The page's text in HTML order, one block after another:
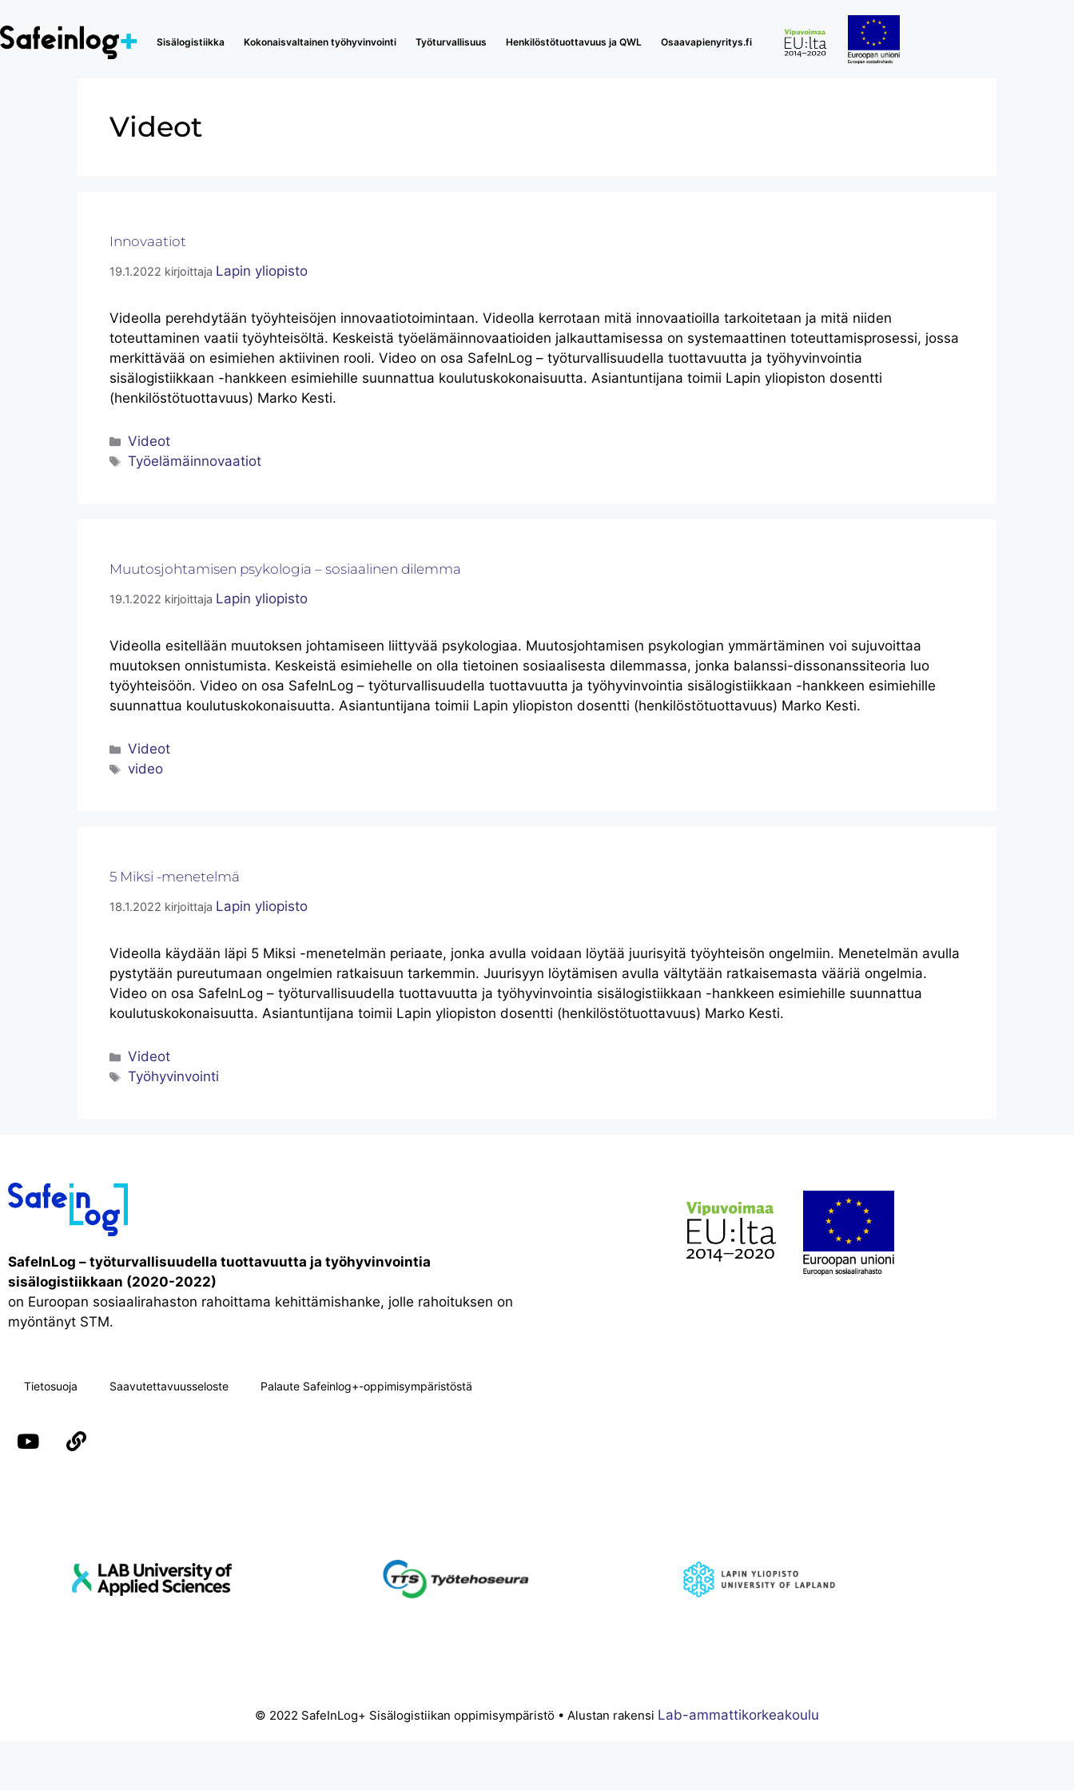
Sisälogistiikka Kokonaisvaltainen työhyvinvointi Työturvallisuus Henkilöstötuottavuus ja QWL Osaavapienyritys.fi
Videot
Innovaatiot
19.1.2022 kirjoittaja Lapin yliopisto
Videolla perehdytään työyhteisöjen innovaatiotoimintaan. Videolla kerrotaan mitä innovaatioilla tarkoitetaan ja mitä niiden
toteuttaminen vaatii työyhteisöltä. Keskeistä työelämäinnovaatioiden jalkauttamisessa on systemaattinen toteuttamisprosessi, jossa
merkittävää on esimiehen aktiivinen rooli. Video on osa SafeInLog – työturvallisuudella tuottavuutta ja työhyvinvointia
sisälogistiikkaan -hankkeen esimiehille suunnattua koulutuskokonaisuutta. Asiantuntijana toimii Lapin yliopiston dosentti
(henkilöstötuottavuus) Marko Kesti.
Videot
Työelämäinnovaatiot
Muutosjohtamisen psykologia – sosiaalinen dilemma
19.1.2022 kirjoittaja Lapin yliopisto
Videolla esitellään muutoksen johtamiseen liittyvää psykologiaa. Muutosjohtamisen psykologian ymmärtäminen voi sujuvoittaa
muutoksen onnistumista. Keskeistä esimiehelle on olla tietoinen sosiaalisesta dilemmassa, jonka balanssi-dissonanssiteoria luo
työyhteisöön. Video on osa SafeInLog – työturvallisuudella tuottavuutta ja työhyvinvointia sisälogistiikkaan -hankkeen esimiehille
suunnattua koulutuskokonaisuutta. Asiantuntijana toimii Lapin yliopiston dosentti (henkilöstötuottavuus) Marko Kesti.
Videot
video
5 Miksi -menetelmä
18.1.2022 kirjoittaja Lapin yliopisto
Videolla käydään läpi 5 Miksi -menetelmän periaate, jonka avulla voidaan löytää juurisyitä työyhteisön ongelmiin. Menetelmän avulla
pystytään pureutumaan ongelmien ratkaisuun tarkemmin. Juurisyyn löytämisen avulla vältytään ratkaisemasta vääriä ongelmia.
Video on osa SafeInLog – työturvallisuudella tuottavuutta ja työhyvinvointia sisälogistiikkaan -hankkeen esimiehille suunnattua
koulutuskokonaisuutta. Asiantuntijana toimii Lapin yliopiston dosentti (henkilöstötuottavuus) Marko Kesti.
Videot
Työhyvinvointi
SafeInLog – työturvallisuudella tuottavuutta ja työhyvinvointia
sisälogistiikkaan (2020-2022)
on Euroopan sosiaalirahaston rahoittama kehittämishanke, jolle rahoituksen on
myöntänyt STM.
Tietosuoja Saavutettavuusseloste Palaute Safeinlog+-oppimisympäristöstä
© 2022 SafeInLog+ Sisälogistiikan oppimisympäristö • Alustan rakensi Lab-ammattikorkeakoulu